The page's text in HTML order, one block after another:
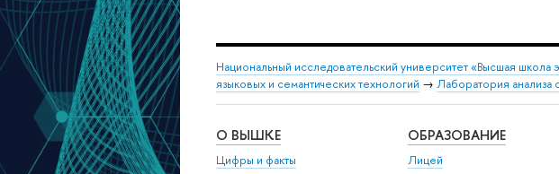
Национальный исследовательский университет «Высшая школа
языковых и семантических технологий → Лаборатория анализа
О ВЫШКЕ
Цифры и факты
ОБРАЗОВАНИЕ
Лицей